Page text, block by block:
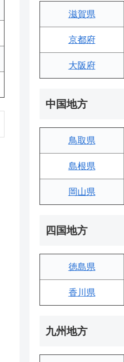
滋賀県
京都府
大阪府
中国地方
鳥取県
島根県
岡山県
四国地方
徳島県
香川県
九州地方